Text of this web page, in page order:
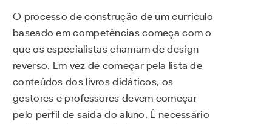
O processo de construção de um currículo
baseado em competências começa com o
que os especialistas chamam de design
reverso. Em vez de começar pela lista de
conteúdos dos livros didáticos, os
gestores e professores devem começar
pelo perfil de saída do aluno. É necessário